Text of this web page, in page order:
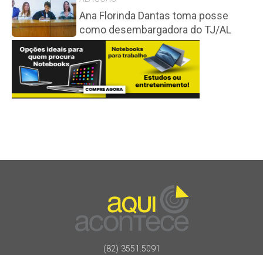
Ana Florinda Dantas toma posse
como desembargadora do TJ/AL
(82) 3551.5091